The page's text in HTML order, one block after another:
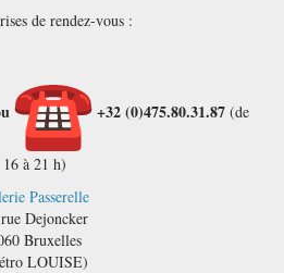
de rendez-vous :
+32 (0)475.80.31.87 (de
16 à 21 h)
Passerelle
Dejoncker
Bruxelles
LOUISE)